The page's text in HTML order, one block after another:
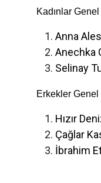
Kadınlar
Anna
Anechka
Selinay
Erkekler
Hızır
Çağlar
İbrahim